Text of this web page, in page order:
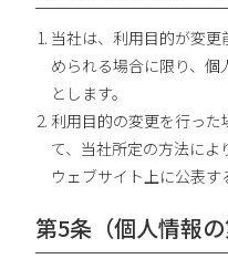
当社は、利用目的が変
められる場合に限り、
とします。
利用目的の変更を行っ
て、当社所定の方法に
ウェブサイト上に公表す
第5条（個人情報の